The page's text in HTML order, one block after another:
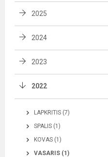
2025
2024
2023
2022
LAPKRITIS (7)
SPALIS (1)
KOVAS (1)
VASARIS (1)